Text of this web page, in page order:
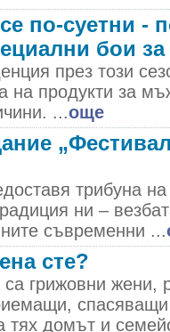
по-суетни -
бои
през този
на продукти за
...още
трибуна
ни –
съвременни ...
сте?
грижовни жени,
тях домът и